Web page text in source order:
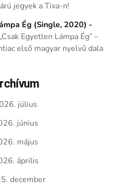
jegyek a Tixa-n!
Ég (Single, 2020) -
„Csak Egyetlen Lámpa Ég” –
első magyar nyelvű dala
július
június
május
április
december